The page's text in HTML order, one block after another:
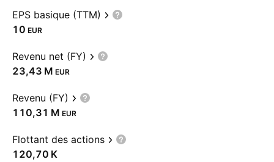
EPS basique (TTM)
10 EUR
Revenu net (FY)
‪23,43 M‬ EUR
Revenu (FY)
‪110,31 M‬ EUR
Flottant des actions
‪120,70 K‬